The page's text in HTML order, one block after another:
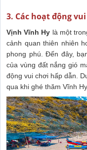
3. Các hoạt động
Vịnh Vĩnh Hy là một
cảnh quan thiên nhiên
phong phú. Đến đây,
của vùng đất nắng gió
động vui chơi hấp dẫn.
qua khi ghé thăm Vĩnh Hy.